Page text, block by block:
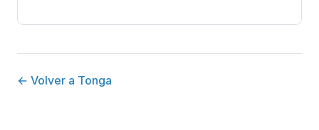
← Volver a Tonga